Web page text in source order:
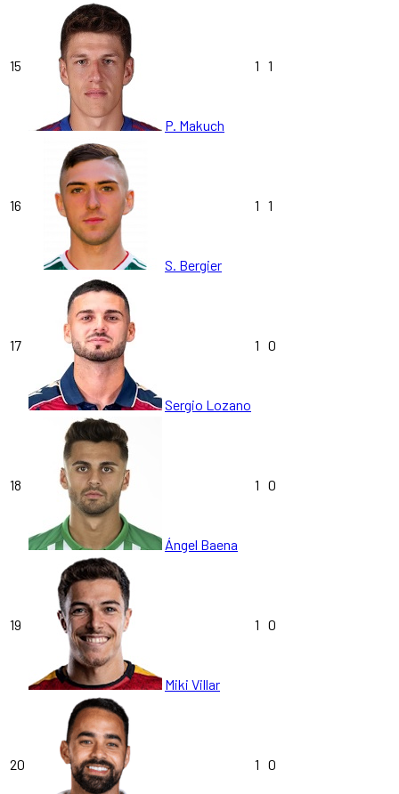
15
P. Makuch
1 1
16
S. Bergier
1 1
17
Sergio Lozano
1 0
18
Ángel Baena
1 0
19
Miki Villar
1 0
20 1 0